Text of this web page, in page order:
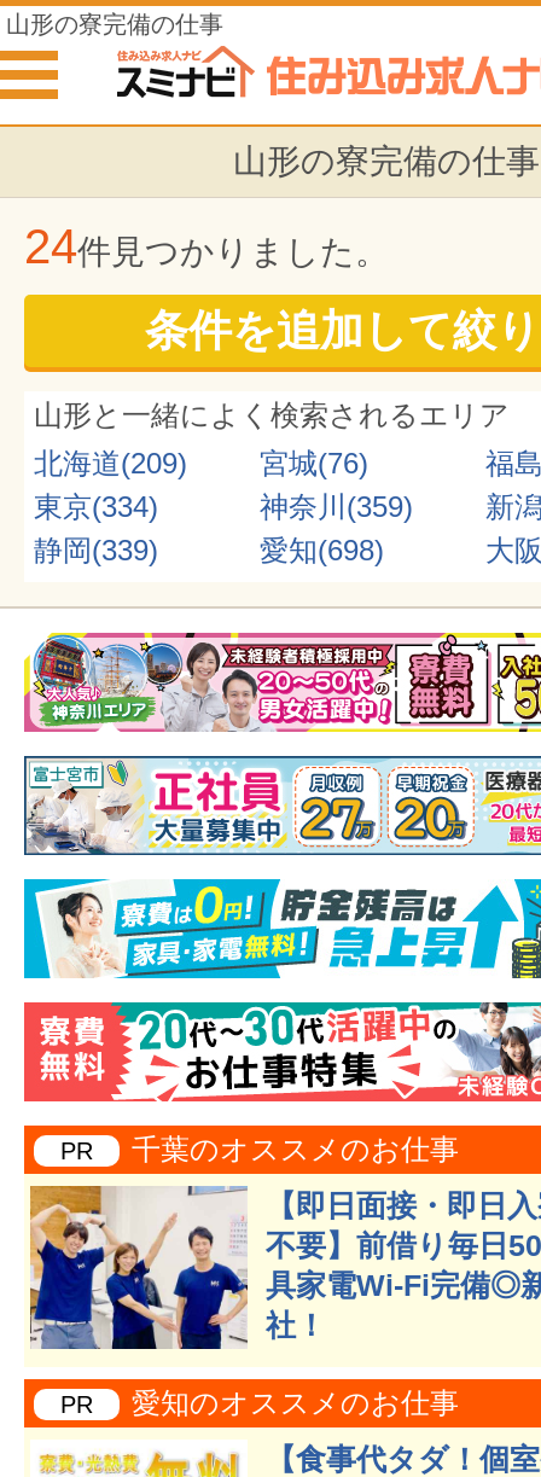
山形の寮完備の仕事
山形の寮完備の仕事
24件見つかりました。
条件を追加して絞
山形と一緒によく検索されるエリア
北海道(209)
宮城(76)
福
東京(334)
神奈川(359)
新
静岡(339)
愛知(698) 大
PR 千葉のオススメのお仕事
【即日面接・即日
不要】前借り毎日
具家電Wi-Fi完備◎
社！
PR 愛知のオススメのお仕事
【食事代タダ！個